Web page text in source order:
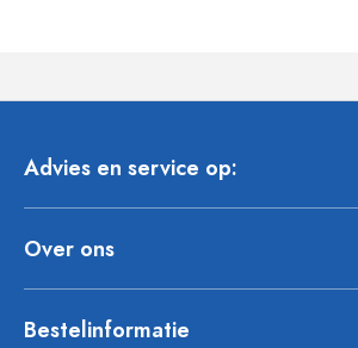
Advies en service op:
Over ons
Bestelinformatie